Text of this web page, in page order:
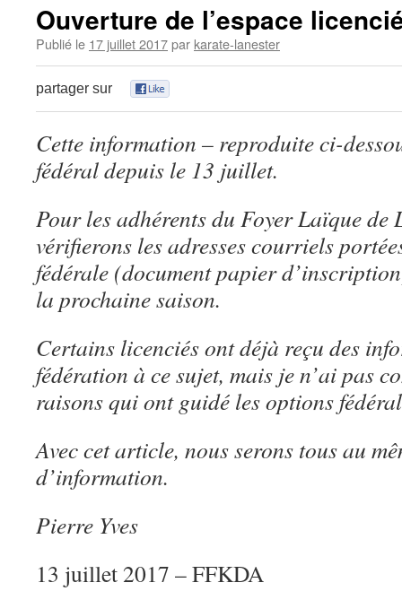
Ouverture de l’espace
Publié le 17 juillet 2017par karate-lanester
partager sur
Cette information – reproduite ci-
fédéral depuis le 13 juillet.
Pour les adhérents du Foyer Laïque de
vérifierons les adresses courriels
fédérale (document papier
la prochaine saison.
Certains licenciés ont déjà reçu des
fédération à ce sujet, mais je n’ai pas
raisons qui ont guidé les options
Avec cet article, nous serons tous au
d’information.
Pierre Yves
13 juillet 2017 – FFKDA